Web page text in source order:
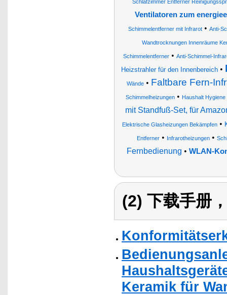
Schlafzimmer Entferner
Ventilatoren zum
Schimmelentferner mit Infrarot • Anti-
Wandtrocknungen Innenräume
Schimmelentferner• Anti-Schimmel-
Heizstrahler für den Innenbereich•
Wände• Faltbare Fern-
Schimmelheizungen• Haushalt
mit Standfuß-Set, für
Elektrische Glasheizungen Bekämpfen •
Entferner• Infrarotheizungen•
Fernbedienung • WLAN-
(2) 下载手册
Keramik für